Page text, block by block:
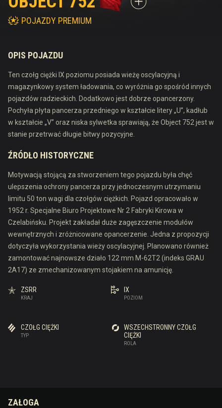
POJAZDY PREMIUM
OPIS POJAZDU
Ten czołg ciężki IX poziomu posiada wieżę oscylacyjną i
magazynkowy system ładowania, co wyróżnia go spośród innych
pojazdów radzieckich. Dodatkowo jest dobrze opancerzony.
Pochyła płyta pancerza przedniego w kształcie litery „U”, kadłub
w kształcie „V” oraz niska sylwetka sprawiają, że Object 752 jest w
stanie przetrwać długie bitwy pozycyjne.
ŹRÓDŁO HISTORYCZNE
Motywacją stojącą za stworzeniem tego pojazdu była chęć
ulepszenia ochrony pancerza przy jednoczesnym utrzymaniu
limitu 50 ton wagi dla czołgów ciężkich. Pojazd opracowało w
1952 r. Specjalne Biuro Projektowe Nr 2 Fabryki Kirowa w
Czelabińsku. Projekt zakładał duże zagęszczenie modułów
wewnętrznych i zróżnicowane opancerzenie. Jedna z propozycji
dotyczyła wykorzystania wieży oscylacyjnej. Planowano również
zamontować najnowsze działo 122 mm M-62T2 (indeks GRAU
2A17) ze zmechanizowanym stojakiem na amunicję.
KRAJ
ZSRR
POZIOM
IX
TYP
CZOŁG CIĘŻKI
ROLA
WSZECHSTRONNY CZOŁG
CIĘŻKI
ZAŁOGA